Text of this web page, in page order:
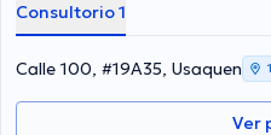
se ha desempeñado como
médicas. Diana Paola Montoya
innumerables conferencias con
formación continua en su campo
importantes publicaciones.
puede hablar Español en su
Consultorio 1
Calle 100, #19A35, Usaquen
Ver